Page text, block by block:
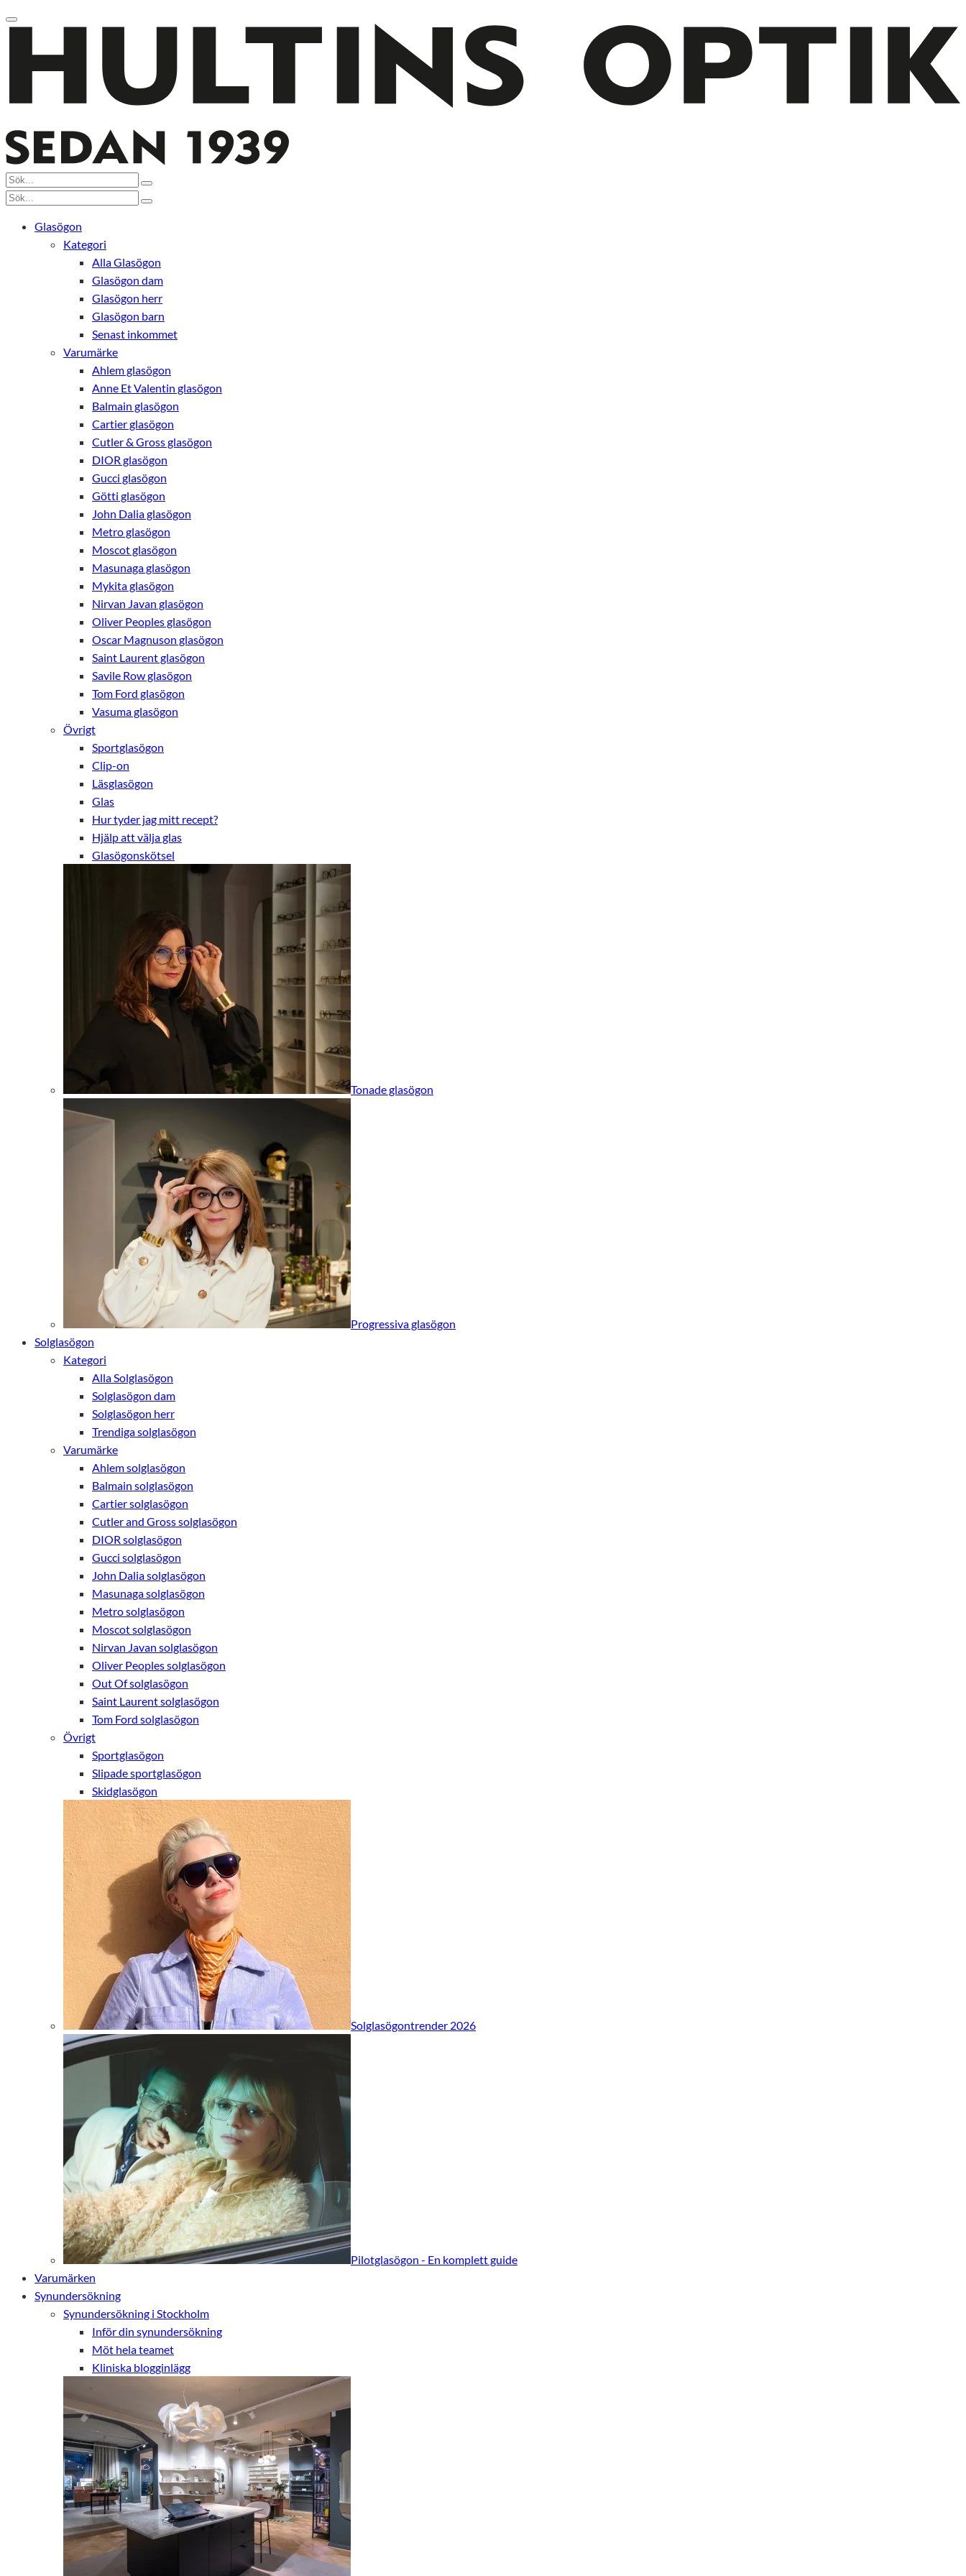
Glasögon
Kategori
Alla Glasögon
Glasögon dam
Glasögon herr
Glasögon barn
Senast inkommet
Varumärke
Ahlem glasögon
Anne Et Valentin glasögon
Balmain glasögon
Cartier glasögon
Cutler & Gross glasögon
DIOR glasögon
Gucci glasögon
Götti glasögon
John Dalia glasögon
Metro glasögon
Moscot glasögon
Masunaga glasögon
Mykita glasögon
Nirvan Javan glasögon
Oliver Peoples glasögon
Oscar Magnuson glasögon
Saint Laurent glasögon
Savile Row glasögon
Tom Ford glasögon
Vasuma glasögon
Övrigt
Sportglasögon
Clip-on
Läsglasögon
Glas
Hur tyder jag mitt recept?
Hjälp att välja glas
Glasögonskötsel
Tonade glasögon
Progressiva glasögon
Solglasögon
Kategori
Alla Solglasögon
Solglasögon dam
Solglasögon herr
Trendiga solglasögon
Varumärke
Ahlem solglasögon
Balmain solglasögon
Cartier solglasögon
Cutler and Gross solglasögon
DIOR solglasögon
Gucci solglasögon
John Dalia solglasögon
Masunaga solglasögon
Metro solglasögon
Moscot solglasögon
Nirvan Javan solglasögon
Oliver Peoples solglasögon
Out Of solglasögon
Saint Laurent solglasögon
Tom Ford solglasögon
Övrigt
Sportglasögon
Slipade sportglasögon
Skidglasögon
Solglasögontrender 2026
Pilotglasögon - En komplett guide
Varumärken
Synundersökning
Synundersökning i Stockholm
Inför din synundersökning
Möt hela teamet
Kliniska blogginlägg